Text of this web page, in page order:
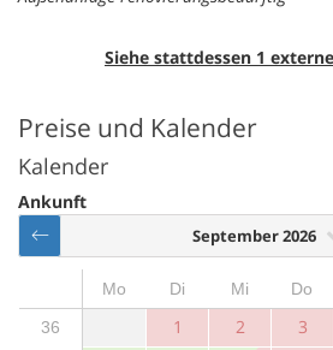
Siehe stattdessen 1
Preise und Kalender
Kalender
Ankunft
September 2026
Mo Di Mi Do
36
1 2 3